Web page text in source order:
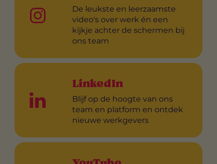
De leukste en leerzaamste
video's over werk én een
kijkje achter de schermen bij
ons team
LinkedIn
Blijf op de hoogte van ons
team en platform en ontdek
nieuwe werkgevers